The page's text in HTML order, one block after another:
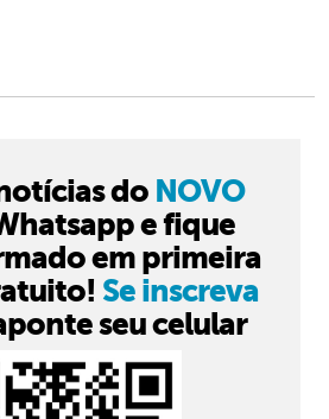
do NOVO
e fique
em primeira
Se inscreva
seu celular